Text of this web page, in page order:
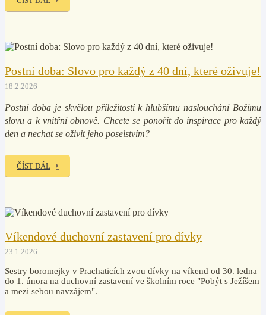
Postní doba: Slovo pro každý z 40 dní, které oživuje!
18.2.2026
Postní doba je skvělou příležitostí k hlubšímu naslouchání Božímu
slovu a k vnitřní obnově. Chcete se ponořit do inspirace pro každý
den a nechat se oživit jeho poselstvím?
ČÍST DÁL
Víkendové duchovní zastavení pro dívky
23.1.2026
Sestry boromejky v Prachaticích zvou dívky na víkend od 30. ledna
do 1. února na duchovní zastavení ve školním roce "Pobýt s Ježíšem
a mezi sebou navzájem".